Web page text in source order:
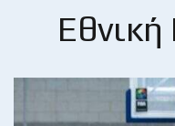
Εθνική